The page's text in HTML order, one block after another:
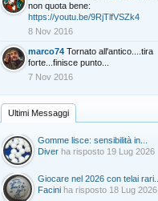
non quota bene:
https://youtu.be/9RjTlfVSZk4
8 Nov 2016
marco74 Tornato all'antico....tira
forte...finisce punto...
7 Nov 2016
Ultimi Messaggi
Gomme lisce: sensibilità in...
Diver ha risposto 19 Lug 2026
Giocare nel 2026 con telai rari...
Facini ha risposto 18 Lug 2026